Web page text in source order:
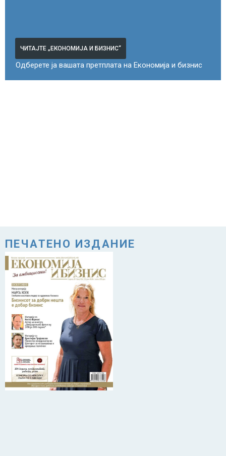
ЧИТАЈТЕ „ЕКОНОМИЈА И БИЗНИС“
Одберете ја вашата претплата на Економија и бизнис
ПЕЧАТЕНО ИЗДАНИЕ